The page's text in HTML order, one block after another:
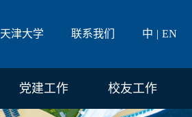
天津大学 联系我们 中 EN
党建工作 校友工作